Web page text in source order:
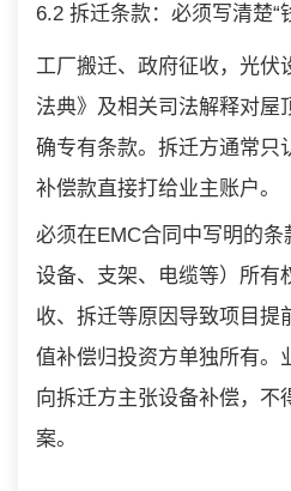
6.2 拆迁条款：必须写清楚“
工厂搬迁、政府征收，光伏
法典》及相关司法解释对屋
确专有条款。拆迁方通常只
补偿款直接打给业主账户。
必须在EMC合同中写明的
设备、支架、电缆等）所有
收、拆迁等原因导致项目提
值补偿归投资方单独所有。
向拆迁方主张设备补偿，不
案。